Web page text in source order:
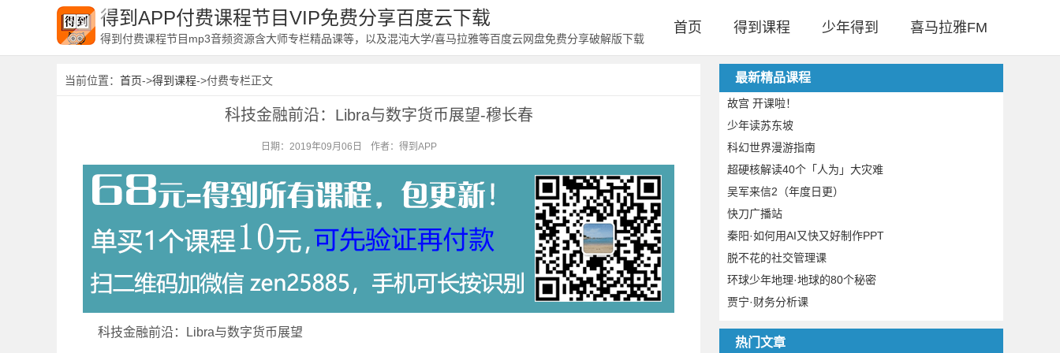
得到APP付费课程节目VIP免费分享百度云下载
得到付费课程节目mp3音频资源含大师专栏精品课等，以及混沌大学/喜马拉雅等百度云网盘免费分享破解版下载
首页 得到课程 少年得到 喜马拉雅FM
当前位置： 首页->得到课程->付费专栏正文
科技金融前沿：Libra与数字货币展望-穆长春
日期：2019年09月06日 作者：得到APP
科技金融前沿：Libra与数字货币展望
最新精品课程
故宫 开课啦！
少年读苏东坡
科幻世界漫游指南
超硬核解读40个「人为」大灾难
吴军来信2（年度日更）
快刀广播站
秦阳·如何用AI又快又好制作PPT
脱不花的社交管理课
环球少年地理·地球的80个秘密
贾宁·财务分析课
热门文章